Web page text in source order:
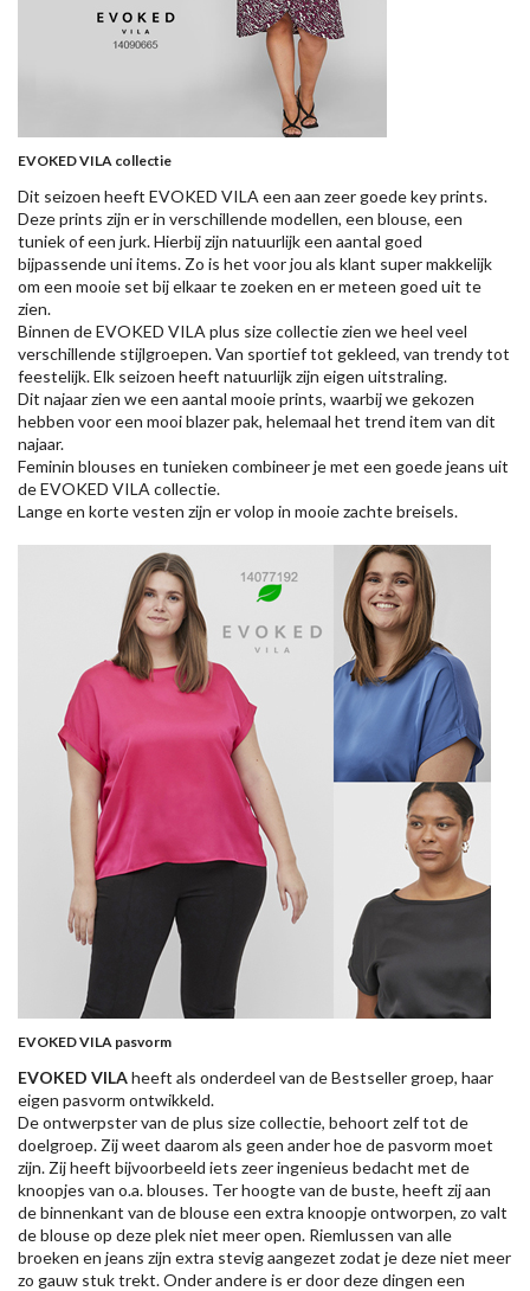
EVOKED VILA collectie
Dit seizoen heeft EVOKED VILA een aan zeer goede key prints.
Deze prints zijn er in verschillende modellen, een blouse, een
tuniek of een jurk. Hierbij zijn natuurlijk een aantal goed
bijpassende uni items. Zo is het voor jou als klant super makkelijk
om een mooie set bij elkaar te zoeken en er meteen goed uit te
zien.
Binnen de EVOKED VILA plus size collectie zien we heel veel
verschillende stijlgroepen. Van sportief tot gekleed, van trendy tot
feestelijk. Elk seizoen heeft natuurlijk zijn eigen uitstraling.
Dit najaar zien we een aantal mooie prints, waarbij we gekozen
hebben voor een mooi blazer pak, helemaal het trend item van dit
najaar.
Feminin blouses en tunieken combineer je met een goede jeans uit
de EVOKED VILA collectie.
Lange en korte vesten zijn er volop in mooie zachte breisels.
EVOKED VILA pasvorm
EVOKED VILAheeft als onderdeel van de Bestseller groep, haar
eigen pasvorm ontwikkeld.
De ontwerpster van de plus size collectie, behoort zelf tot de
doelgroep. Zij weet daarom als geen ander hoe de pasvorm moet
zijn. Zij heeft bijvoorbeeld iets zeer ingenieus bedacht met de
knoopjes van o.a. blouses. Ter hoogte van de buste, heeft zij aan
de binnenkant van de blouse een extra knoopje ontworpen, zo valt
de blouse op deze plek niet meer open. Riemlussen van alle
broeken en jeans zijn extra stevig aangezet zodat je deze niet meer
zo gauw stuk trekt. Onder andere is er door deze dingen een